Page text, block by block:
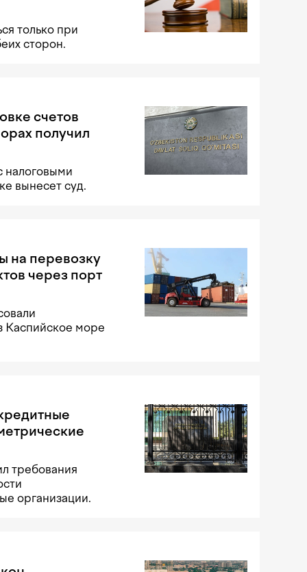
только при
сторон.
счетов
получил
налоговыми
вынесет суд.
на перевозку
через порт
Каспийское море
требования
организации.